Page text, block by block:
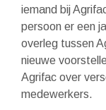
iemand bij
persoon er een
overleg tussen
nieuwe
Agrifac over
medewerkers.